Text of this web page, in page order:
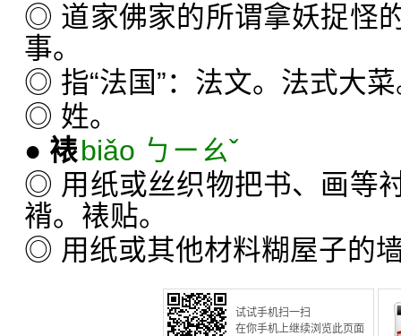
◎ 道家佛家的所谓拿妖捉怪
事。
◎ 指“法国”：法文。法式大
◎ 姓。
● 裱biǎo ㄅㄧㄠˇ
◎ 用纸或丝织物把书、画等
褙。裱贴。
◎ 用纸或其他材料糊屋子的
试试手机扫一扫
在你手机上继续浏览此页面